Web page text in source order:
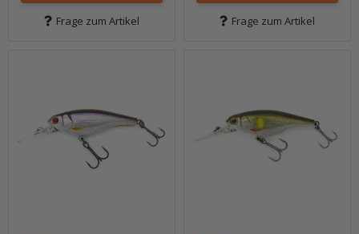
Frage zum Artikel Frage zum Artikel